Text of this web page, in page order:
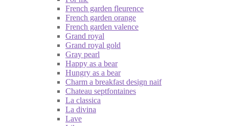
French garden fleurence
French garden orange
French garden valence
Grand royal
Grand royal gold
Gray pearl
Happy as a bear
Hungry as a bear
Charm a breakfast design naif
Chateau septfontaines
La classica
La divina
Lave